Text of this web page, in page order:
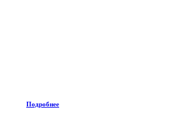
Подробнее